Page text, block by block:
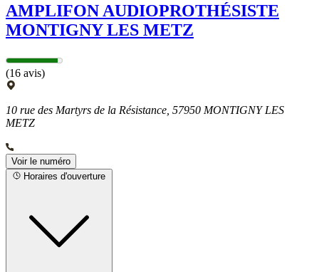
AMPLIFON AUDIOPROTHÉSISTE
MONTIGNY LES METZ
(16 avis)
10 rue des Martyrs de la Résistance, 57950 MONTIGNY LES
METZ
Voir le numéro
Horaires d'ouverture